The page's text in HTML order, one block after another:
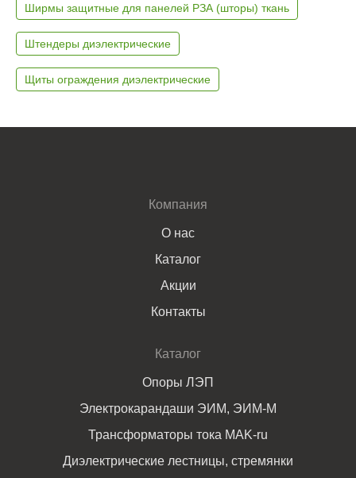
Ширмы защитные для панелей РЗА (шторы) ткань
Штендеры диэлектрические
Щиты ограждения диэлектрические
Компания
О нас
Каталог
Акции
Контакты
Каталог
Опоры ЛЭП
Электрокарандаши ЭИМ, ЭИМ-М
Трансформаторы тока MAK-ru
Диэлектрические лестницы, стремянки